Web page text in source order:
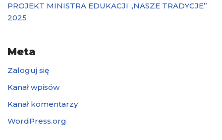
PROJEKT MINISTRA EDUKACJI „NASZE TRADYCJE”
2025
Meta
Zaloguj się
Kanał wpisów
Kanał komentarzy
WordPress.org